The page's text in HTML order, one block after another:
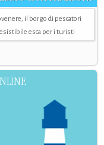
il borgo di pescatori
esca per i turisti